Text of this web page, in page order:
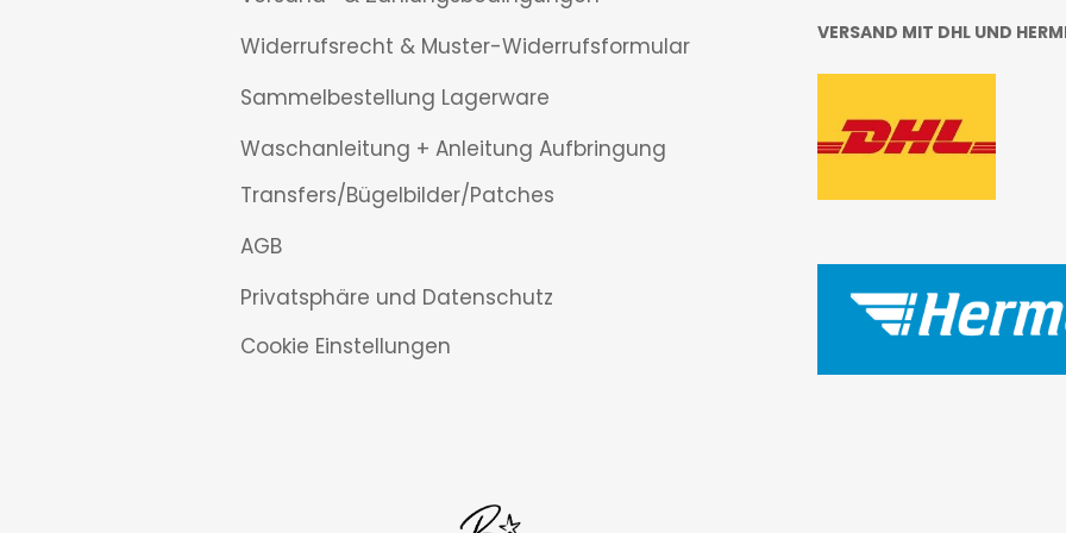
Widerrufsrecht & Muster-Widerrufsformular
Sammelbestellung Lagerware
Waschanleitung + Anleitung Aufbringung
Transfers/Bügelbilder/Patches
AGB
Privatsphäre und Datenschutz
Cookie Einstellungen
VERSAND MIT DHL UND